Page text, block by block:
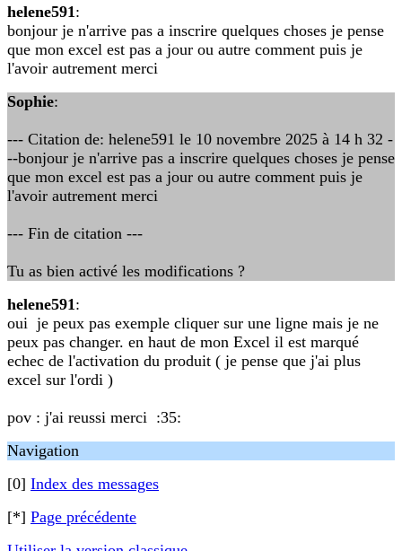
helene591:
bonjour je n'arrive pas a inscrire quelques choses je pense
que mon excel est pas a jour ou autre comment puis je
l'avoir autrement merci
Sophie:
--- Citation de: helene591 le 10 novembre 2025 à 14 h 32 -
--bonjour je n'arrive pas a inscrire quelques choses je pense
que mon excel est pas a jour ou autre comment puis je
l'avoir autrement merci
--- Fin de citation ---
Tu as bien activé les modifications ?
helene591:
oui je peux pas exemple cliquer sur une ligne mais je ne
peux pas changer. en haut de mon Excel il est marqué
echec de l'activation du produit ( je pense que j'ai plus
excel sur l'ordi )
pov : j'ai reussi merci :35:
Navigation
[0] Index des messages
[*] Page précédente